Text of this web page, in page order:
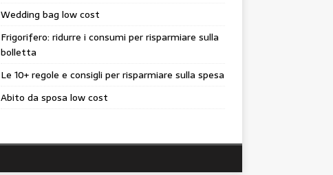
Wedding bag low cost
Frigorifero: ridurre i consumi per risparmiare sulla
bolletta
Le 10+ regole e consigli per risparmiare sulla spesa
Abito da sposa low cost